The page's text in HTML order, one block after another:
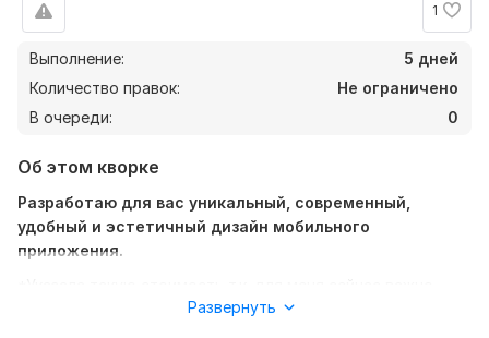
1
Выполнение:
5 дней
Количество правок:
Не ограничено
В очереди:
0
Об этом кворке
Разработаю для вас уникальный, современный,
удобный и эстетичный дизайн мобильного
приложения.
набрать портфолио на Kwork. Качество работы будет на
Развернуть